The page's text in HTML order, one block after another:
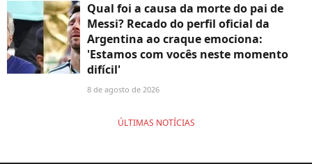
Qual foi a causa da morte do pai de
Messi? Recado do perfil oficial da
Argentina ao craque emociona:
'Estamos com vocês neste momento
difícil'
8 de agosto de 2026
ÚLTIMAS NOTÍCIAS